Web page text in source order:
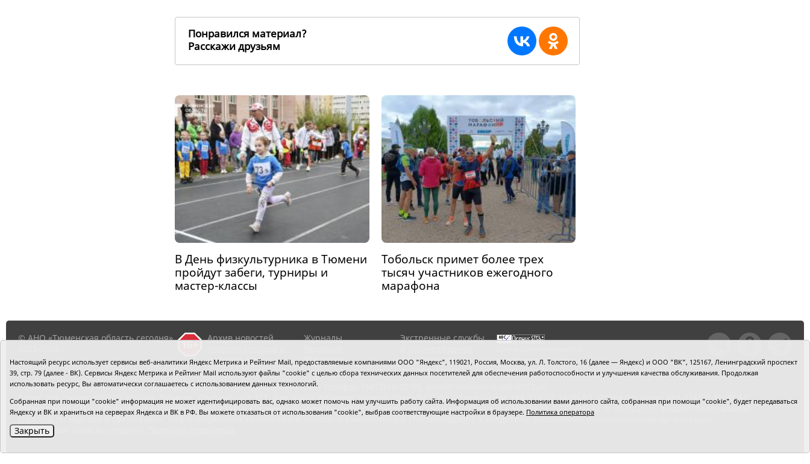
Понравился материал?
Расскажи друзьям
В День физкультурника в Тюмени
пройдут забеги, турниры и
мастер-классы
Тобольск примет более трех
тысяч участников ежегодного
марафона
© АНО «Тюменская область сегодня»,
Архив новостей
районов ТО
Журналы
RSS поток
Экстренные службы
Сведения об
организации
выделите мышкой текст и
нажмитеCtrl+Enter
Главный редактор Рябков А.В. Редакция: 625002, Тюмень, Осипенко, 81,
Адрес для писем: 625000, Россия, Тюмень, Почтамт, а/я 371. Для пресс-релизов: tumentoday@obl72.ru. Отдел писем: тел. (3452) 39-90-59. Отдел рекламы: тел. (3452) 39-90-51.
Регистрация СМИ: Сетевое издание «Интернет-газета «Тюменская область сегодня», свидетельство о регистрации СМИ Эл № ФС77-64918 от 24.02.2016 выдано Федеральной
службой по надзору в сфере связи, информационных технологий и массовых коммуникаций (Роскомнадзор). Учредитель: Автономная некоммерческая организация
«Тюменская область сегодня».
Настоящий ресурс использует сервисы веб-аналитики Яндекс Метрика и Рейтинг Mail, предоставляемые компаниями ООО "Яндекс", 119021, Россия, Москва, ул. Л. Толстого, 16 (далее — Яндекс) и ООО "ВК", 125167, Ленинградский проспект
39, стр. 79 (далее - ВК). Сервисы Яндекс Метрика и Рейтинг Mail используют файлы "cookie" с целью сбора технических данных посетителей для обеспечения работоспособности и улучшения качества обслуживания. Продолжая
использовать ресурс, Вы автоматически соглашаетесь с использованием данных технологий.
Собранная при помощи "cookie" информация не может идентифицировать вас, однако может помочь нам улучшить работу сайта. Информация об использовании вами данного сайта, собранная при помощи "cookie", будет передаваться
Яндексу и ВК и храниться на серверах Яндекса и ВК в РФ. Вы можете отказаться от использования "cookie", выбрав соответствующие настройки в браузере. Политика оператора
Закрыть